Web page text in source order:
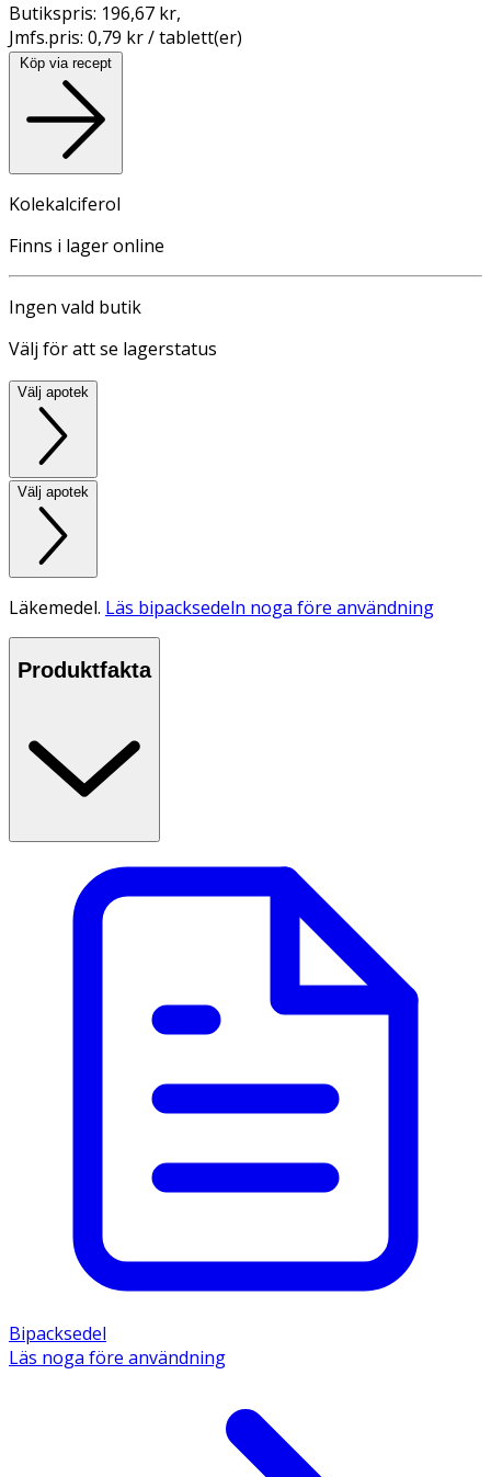
Butikspris: 196,67 kr,
Jmfs.pris: 0,79 kr / tablett(er)
Köp via recept
Kolekalciferol
Finns i lager online
Ingen vald butik
Välj för att se lagerstatus
Välj apotek
Välj apotek
Läkemedel. Läs bipacksedeln noga före användning
Produktfakta
Bipacksedel
Läs noga före användning